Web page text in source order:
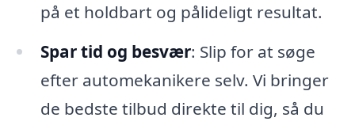
på et holdbart og pålideligt resultat.
Spar tid og besvær: Slip for at søge
efter automekanikere selv. Vi bringer
de bedste tilbud direkte til dig, så du